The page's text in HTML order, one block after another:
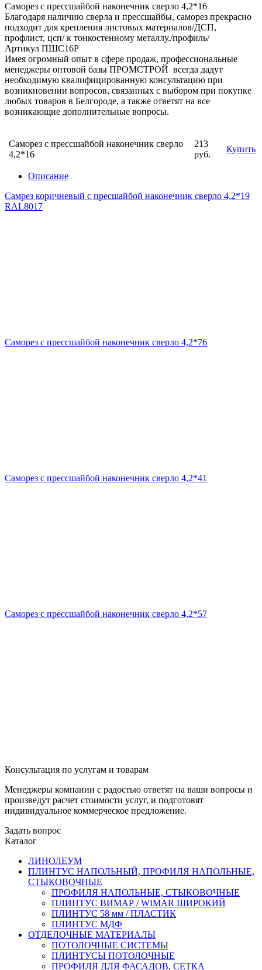
Саморез с прессшайбой наконечник сверло 4,2*16
Благодаря наличию сверла и прессшайбы, саморез прекрасно
подходит для крепления листовых материалов/ДСП,
профлист, цсп/ к тонкостенному металлу./профиль/
Артикул ПШС16Р
Имея огромный опыт в сфере продаж, профессиональные
менеджеры оптовой базы ПРОМСТРОЙ всегда дадут
необходимую квалифицированную консультацию при
возникновении вопросов, связанных с выбором при покупке
любых товаров в Белгороде, а также ответят на все
возникающие дополнительные вопросы.
Саморез с прессшайбой наконечник сверло
4,2*16
213
руб.
Купить
Описание
Самрез коричневый с пресшайбой наконечник сверло 4,2*19
RAL8017
Саморез с прессшайбой наконечник сверло 4,2*76
Саморез с прессшайбой наконечник сверло 4,2*41
Саморез с прессшайбой наконечник сверло 4,2*57
Консультация по услугам и товарам
Менеджеры компании с радостью ответят на ваши вопросы и
произведут расчет стоимости услуг, и подготовят
индивидуальное коммерческое предложение.
Задать вопрос
Каталог
ЛИНОЛЕУМ
ПЛИНТУС НАПОЛЬНЫЙ, ПРОФИЛЯ НАПОЛЬНЫЕ,
СТЫКОВОЧНЫЕ
ПРОФИЛЯ НАПОЛЬНЫЕ, СТЫКОВОЧНЫЕ
ПЛИНТУС ВИМАР / WIMAR ШИРОКИЙ
ПЛИНТУС 58 мм / ПЛАСТИК
ПЛИНТУС МДФ
ОТДЕЛОЧНЫЕ МАТЕРИАЛЫ
ПОТОЛОЧНЫЕ СИСТЕМЫ
ПЛИНТУСЫ ПОТОЛОЧНЫЕ
ПРОФИЛЯ ДЛЯ ФАСАДОВ, СЕТКА